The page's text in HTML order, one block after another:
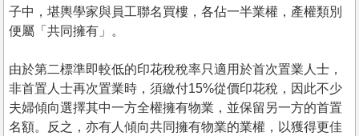
子中，堪輿學家與員工聯名買樓，各佔一半業權，產權類別
便屬「共同擁有」。
由於第二標準即較低的印花稅稅率只適用於首次置業人士，
非首置人士再次置業時，須繳付15%從價印花稅，因此不少
夫婦傾向選擇其中一方全權擁有物業，並保留另一方的首置
名額。反之，亦有人傾向共同擁有物業的業權，以獲得更佳